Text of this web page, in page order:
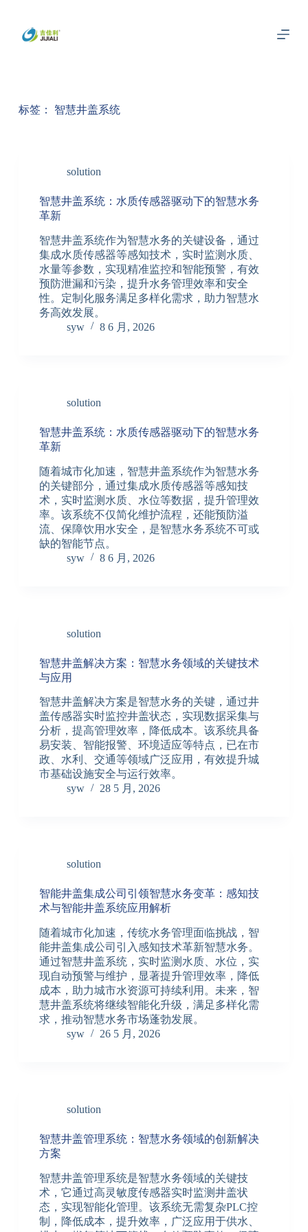
内
标签： 智慧井盖系统
solution
智慧井盖系统：水质传感器驱动下的智慧水务
革新
智慧井盖系统作为智慧水务的关键设备，通过
集成水质传感器等感知技术，实时监测水质、
水量等参数，实现精准监控和智能预警，有效
预防泄漏和污染，提升水务管理效率和安全
性。定制化服务满足多样化需求，助力智慧水
务高效发展。
syw
8 6 月, 2026
solution
智慧井盖系统：水质传感器驱动下的智慧水务
革新
随着城市化加速，智慧井盖系统作为智慧水务
的关键部分，通过集成水质传感器等感知技
术，实时监测水质、水位等数据，提升管理效
率。该系统不仅简化维护流程，还能预防溢
流、保障饮用水安全，是智慧水务系统不可或
缺的智能节点。
syw
8 6 月, 2026
solution
智慧井盖解决方案：智慧水务领域的关键技术
与应用
智慧井盖解决方案是智慧水务的关键，通过井
盖传感器实时监控井盖状态，实现数据采集与
分析，提高管理效率，降低成本。该系统具备
易安装、智能报警、环境适应等特点，已在市
政、水利、交通等领域广泛应用，有效提升城
市基础设施安全与运行效率。
syw
28 5 月, 2026
solution
智能井盖集成公司引领智慧水务变革：感知技
术与智能井盖系统应用解析
随着城市化加速，传统水务管理面临挑战，智
能井盖集成公司引入感知技术革新智慧水务。
通过智慧井盖系统，实时监测水质、水位，实
现自动预警与维护，显著提升管理效率，降低
成本，助力城市水资源可持续利用。未来，智
慧井盖系统将继续智能化升级，满足多样化需
求，推动智慧水务市场蓬勃发展。
syw
26 5 月, 2026
solution
智慧井盖管理系统：智慧水务领域的创新解决
方案
智慧井盖管理系统是智慧水务领域的关键技
术，它通过高灵敏度传感器实时监测井盖状
态，实现智能化管理。该系统无需复杂PLC控
制，降低成本，提升效率，广泛应用于供水、